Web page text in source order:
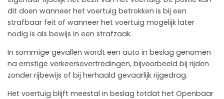
dit doen wanneer het voertuig betrokken is bij een
strafbaar feit of wanneer het voertuig mogelijk later
nodig is als bewijs in een strafzaak.
In sommige gevallen wordt een auto in beslag genomen
na ernstige verkeersovertredingen, bijvoorbeeld bij rijden
zonder rijbewijs of bij herhaald gevaarlijk rijgedrag.
Het voertuig blijft meestal in beslag totdat het Openbaar